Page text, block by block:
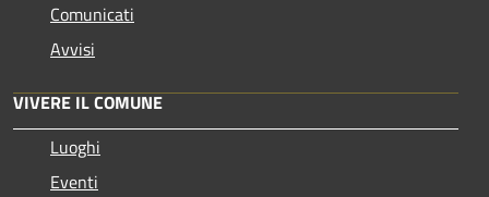
Comunicati
Avvisi
VIVERE IL COMUNE
Luoghi
Eventi